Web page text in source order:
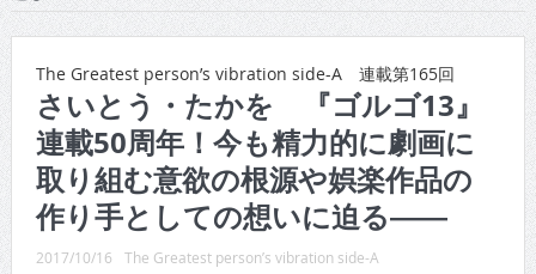
CINEMA×STYLE 289号
CINEMA×STYLE 288号
CINEMA×STYLE 287号
CINEMA×STYLE 286号
CINEMA×STYLE 285号
The Greatest person’s vibration side-A 連載第165回
さいとう・たかを 『ゴルゴ13』
連載50周年！今も精力的に劇画に
取り組む意欲の根源や娯楽作品の
作り手としての想いに迫る――
2017/10/16 The Greatest person’s vibration side-A